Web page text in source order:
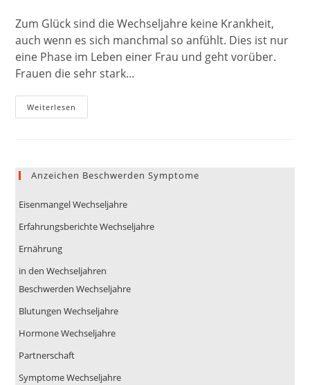
Zum Glück sind die Wechseljahre keine Krankheit,
auch wenn es sich manchmal so anfühlt. Dies ist nur
eine Phase im Leben einer Frau und geht vorüber.
Frauen die sehr stark…
Weiterlesen
Wechseljahre
Anzeichen Beschwerden Symptome
Eisenmangel Wechseljahre
Erfahrungsberichte Wechseljahre
Ernährung
in den Wechseljahren
Beschwerden Wechseljahre
Blutungen Wechseljahre
Hormone Wechseljahre
Partnerschaft
Symptome Wechseljahre